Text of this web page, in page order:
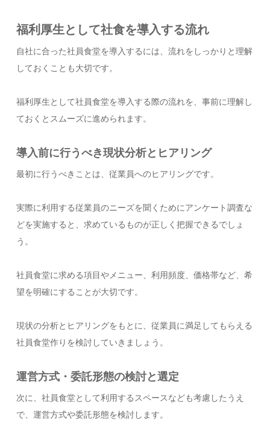
福利厚生として社食を導入する流れ
自社に合った社員食堂を導入するには、流れをしっかりと理解
しておくことも大切です。
福利厚生として社員食堂を導入する際の流れを、事前に理解し
ておくとスムーズに進められます。
導入前に行うべき現状分析とヒアリング
最初に行うべきことは、従業員へのヒアリングです。
実際に利用する従業員のニーズを聞くためにアンケート調査な
どを実施すると、求めているものが正しく把握できるでしょ
う。
社員食堂に求める項目やメニュー、利用頻度、価格帯など、希
望を明確にすることが大切です。
現状の分析とヒアリングをもとに、従業員に満足してもらえる
社員食堂作りを検討していきましょう。
運営方式・委託形態の検討と選定
次に、社員食堂として利用するスペースなども考慮したうえ
で、運営方式や委託形態を検討します。